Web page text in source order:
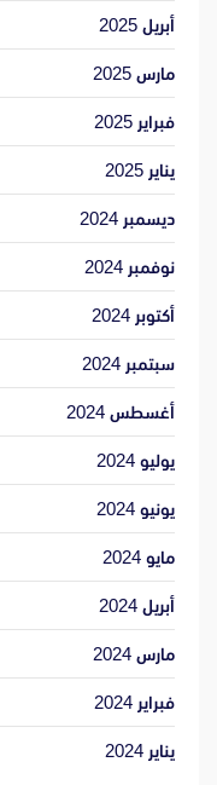
أبريل 2025
مارس 2025
فبراير 2025
يناير 2025
ديسمبر 2024
نوفمبر 2024
أكتوبر 2024
سبتمبر 2024
أغسطس 2024
يوليو 2024
يونيو 2024
مايو 2024
أبريل 2024
مارس 2024
فبراير 2024
يناير 2024